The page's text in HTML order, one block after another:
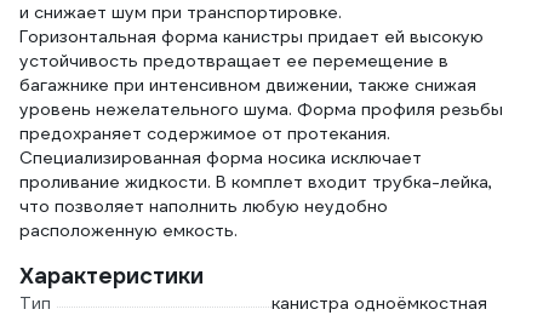
и снижает шум при транспортировке.
Горизонтальная форма канистры придает ей высокую
устойчивость предотвращает ее перемещение в
багажнике при интенсивном движении, также снижая
уровень нежелательного шума. Форма профиля резьбы
предохраняет содержимое от протекания.
Специализированная форма носика исключает
проливание жидкости. В комплет входит трубка-лейка,
что позволяет наполнить любую неудобно
расположенную емкость.
Характеристики
Тип
канистра одноёмкостная